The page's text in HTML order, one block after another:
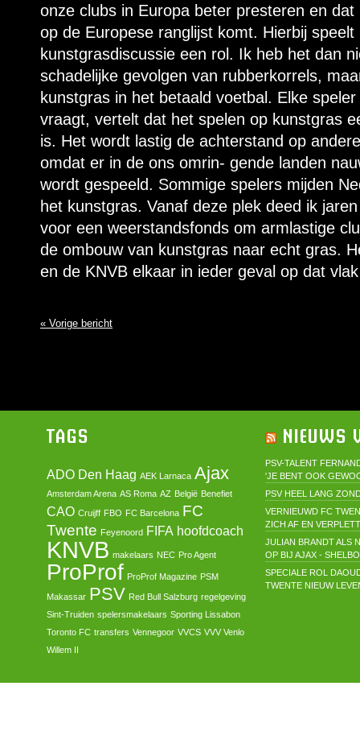
onze clubs in Europa beter presteren en
op de Europese ranglijst komt. Hierbij
kunstgrasdiscussie een rol. Ik heb het dan
schadelijke gevolgen van rubberkorrels,
kunstgras in het betaald voetbal. Elke
vraagt, vertelt dat het spelen op kunstgras
is. Het wordt lastig de achterstand op
omdat er in de ons omrin- gende landen
wordt gespeeld. Sommige spelers mijden
het kunstgras. Vanaf deze plek deed ik
voor een weerstandsfonds om armlastige
de ombouw van kunstgras naar echt gras.
en de KNVB elkaar in ieder geval op dat
« Vorige bericht
TAGS
ADO Den Haag AEK Larnaca Ajax
Amsterdam Arena AS Roma AZ België Benefiet
CAO Cruijff FBO FC Barcelona FC
Twente Feyenoord FIFA hoofdcoach
KNVB makelaars NEC Pro Agent
ProProf ProProf Magazine PSM
Makassar PSV Red Bull Salzburg regelgeving
Sint-Truiden spelersmakelaars Sporting Lissabon
Toronto FC transfers Vennegoor VVCS VVV Venlo
Willem II
NIEUWS
PSV-TALENT
'JE BENT OOK
PSV HEEL LANG
VERNIEUWD FC
ZICH AF EN
JULIAN BRANDT ALS
OP BIJ AJAX -
SPECIALE ROL
TWENTE NIEUW